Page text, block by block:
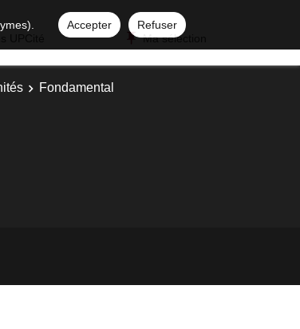
Accepter
Refuser
Ma sélection
Fondamental